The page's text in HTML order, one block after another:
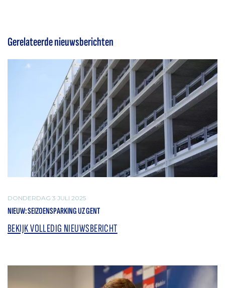
Gerelateerde nieuwsberichten
DONDERDAG 3 JULI 2025
NIEUW: SEIZOENSPARKING UZ GENT
BEKIJK VOLLEDIG NIEUWSBERICHT